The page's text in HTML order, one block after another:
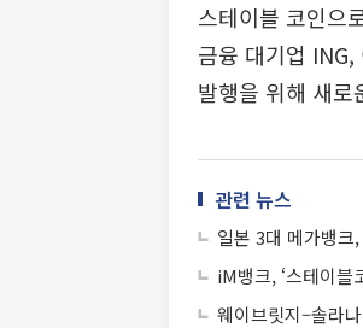
스테이블 코인으
금융 대기업
발행을 위해 새로
관련 뉴스
일본 3대 메가뱅
iM뱅크, ‘스테이블
웨이브릿지–솔라